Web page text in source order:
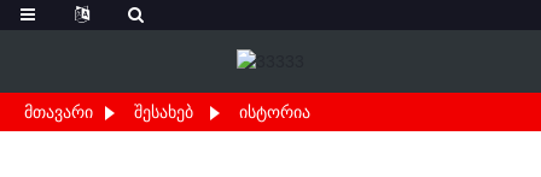
ᲛᲗᲐᲕᲐᲠᲘ ᲨᲔᲡᲐᲮᲔᲑ ᲘᲡᲢᲝᲠᲘᲐ